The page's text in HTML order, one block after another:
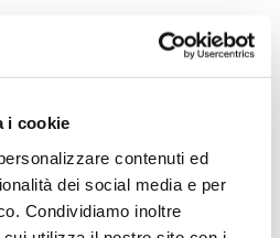
i cookie
contenuti ed
dei social media e per
Condividiamo inoltre
Designer
Andrea Tosetto, 2015